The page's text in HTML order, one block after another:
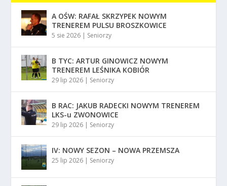
A OŚW: RAFAŁ SKRZYPEK NOWYM
TRENEREM PULSU BROSZKOWICE
5 sie 2026 | Seniorzy
B TYC: ARTUR GINOWICZ NOWYM
TRENEREM LEŚNIKA KOBIÓR
29 lip 2026 | Seniorzy
B RAC: JAKUB RADECKI NOWYM TRENEREM
LKS-u ZWONOWICE
29 lip 2026 | Seniorzy
IV: NOWY SEZON – NOWA PRZEMSZA
25 lip 2026 | Seniorzy